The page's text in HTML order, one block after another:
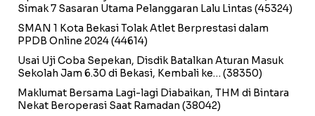
Simak 7 Sasaran Utama Pelanggaran Lalu Lintas (45324)
SMAN 1 Kota Bekasi Tolak Atlet Berprestasi dalam
PPDB Online 2024(44614)
Usai Uji Coba Sepekan, Disdik Batalkan Aturan Masuk
Sekolah Jam 6.30 di Bekasi, Kembali ke… (38350)
Maklumat Bersama Lagi-lagi Diabaikan, THM di Bintara
Nekat Beroperasi Saat Ramadan (38042)